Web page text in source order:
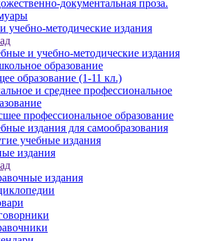
документальная проза.
учебно-методические издания
и учебно-методические издания
образование
образование (1-11 кл.)
и среднее профессиональное
профессиональное образование
издания для самообразования
учебные издания
издания
издания